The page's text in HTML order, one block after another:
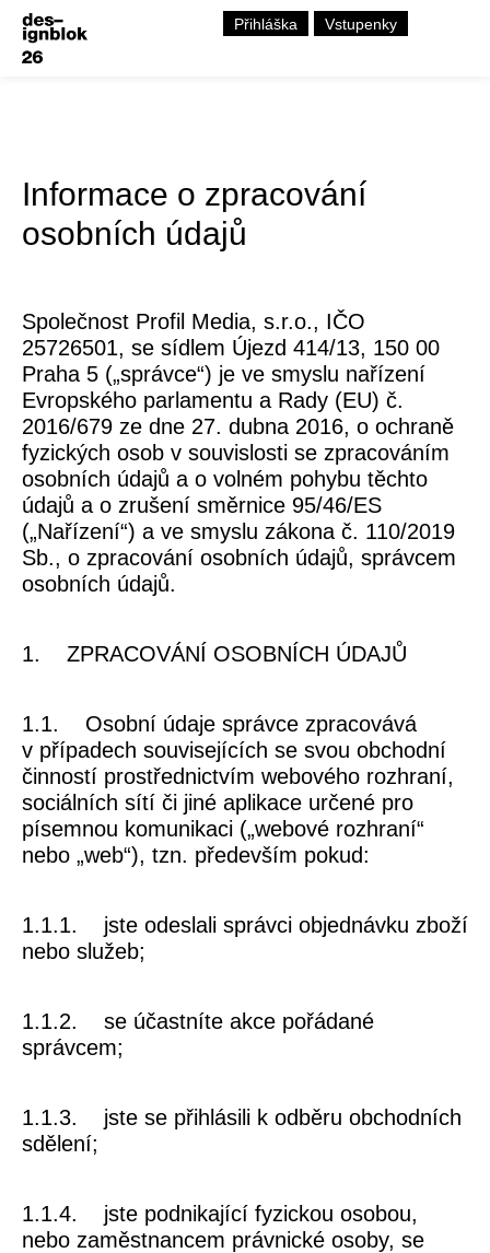
Přihláška Vstupenky
Informace o zpracování
osobních údajů
Společnost Profil Media, s.r.o., IČO
25726501, se sídlem Újezd 414/13, 150 00
Praha 5 („správce“) je ve smyslu nařízení
Evropského parlamentu a Rady (EU) č.
2016/679 ze dne 27. dubna 2016, o ochraně
fyzických osob v souvislosti se zpracováním
osobních údajů a o volném pohybu těchto
údajů a o zrušení směrnice 95/46/ES
(„Nařízení“) a ve smyslu zákona č. 110/2019
Sb., o zpracování osobních údajů, správcem
osobních údajů.
1. ZPRACOVÁNÍ OSOBNÍCH ÚDAJŮ
1.1. Osobní údaje správce zpracovává
v případech souvisejících se svou obchodní
činností prostřednictvím webového rozhraní,
sociálních sítí či jiné aplikace určené pro
písemnou komunikaci („webové rozhraní“
nebo „web“), tzn. především pokud:
1.1.1. jste odeslali správci objednávku zboží
nebo služeb;
1.1.2. se účastníte akce pořádané
správcem;
1.1.3. jste se přihlásili k odběru obchodních
sdělení;
1.1.4. jste podnikající fyzickou osobou,
nebo zaměstnancem právnické osoby, se